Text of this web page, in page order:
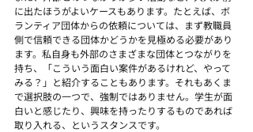
に出たほうがよいケースもあります。たとえば、ボ
ランティア団体からの依頼については、まず教職員
側で信頼できる団体かどうかを見極める必要があり
ます。私自身も外部のさまざまな団体とつながりを
持ち、「こういう面白い案件があるけれど、やって
みる？」と紹介することもあります。それもあくま
で選択肢の一つで、強制ではありません。学生が面
白いと感じたり、興味を持ったりするものであれば
取り入れる、というスタンスです。